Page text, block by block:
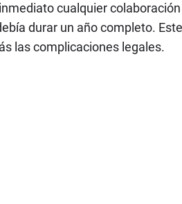
cualquier
durar un año completo.
las complicaciones legales.